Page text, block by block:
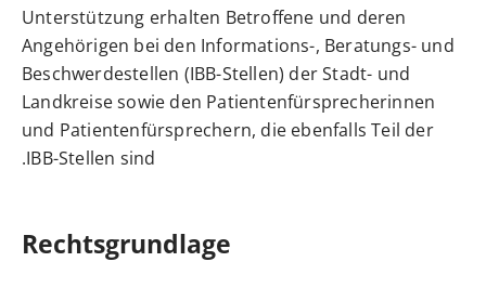
Unterstützung erhalten Betroffene und deren
Angehörigen bei den Informations-, Beratungs- und
Beschwerdestellen (IBB-Stellen) der Stadt- und
Landkreise sowie den Patientenfürsprecherinnen
und Patientenfürsprechern, die ebenfalls Teil der
IBB-Stellen sind.
Rechtsgrundlage